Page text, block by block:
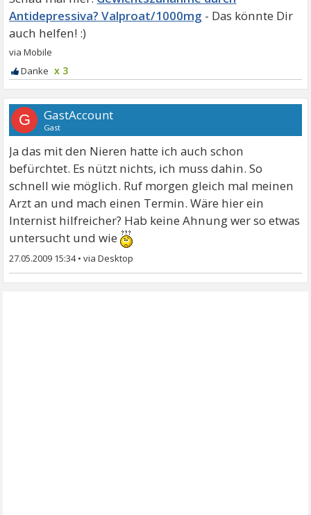
Antidepressiva? Valproat/1000mg
x 3
G GastAccount
Gast
Ja das mit den Nieren hatte ich auch schon
befürchtet. Es nützt nichts, ich muss dahin. So
schnell wie möglich. Ruf morgen gleich mal meinen
Arzt an und mach einen Termin. Wäre hier ein
Internist hilfreicher? Hab keine Ahnung wer so etwas
untersucht und wie
27.05.2009 15:34•